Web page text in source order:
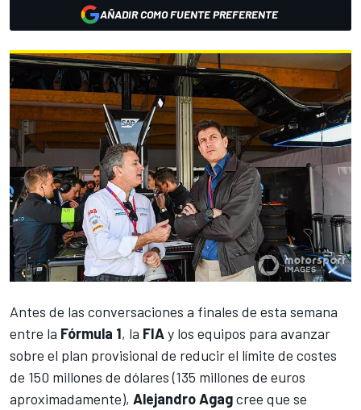
AÑADIR COMO FUENTE PREFERENTE
Antes de las conversaciones a finales de esta semana
entre la Fórmula 1, la FIAy los equipos para avanzar
sobre el plan provisional de reducir el límite de costes
de 150 millones de dólares (135 millones de euros
aproximadamente), Alejandro Agagcree que se